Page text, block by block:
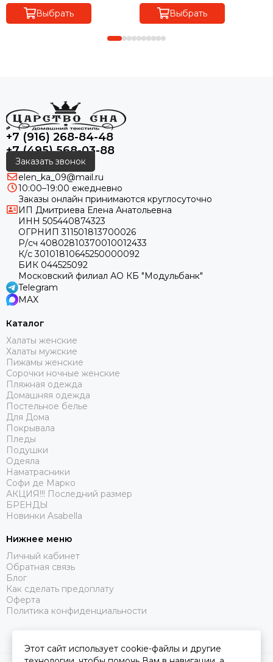
Выбрать Выбрать
+7 (916) 268-84-48
+7 (495) 568-03-88
Заказать звонок
elen_ka_09@mail.ru
10:00–19:00 ежедневно
Заказы онлайн принимаются круглосуточно
ИП Дмитриева Елена Анатольевна
ИНН 505440874323
ОГРНИП 311501813700026
Р/сч 40802810370010012433
К/с 30101810645250000092
БИК 044525092
Московский филиал АО КБ "Модульбанк"
Telegram
MAX
Каталог
Халаты женские
Халаты мужские
Пижамы женские
Сорочки ночные женские
Пляжная одежда
Домашняя одежда
Постельное белье
Для Дома
Покрывала
Пледы
Подушки
Одеяла
Наматрасники
Софи де Марко
АКЦИЯ!!! Последний размер
БРЕНДЫ
Новинки Asabella
Нижнее меню
Личный кабинет
Обратная связь
Блог
Как сделать предоплату
Оферта
Политика конфиденциальности
Этот сайт использует cookie-файлы и другие